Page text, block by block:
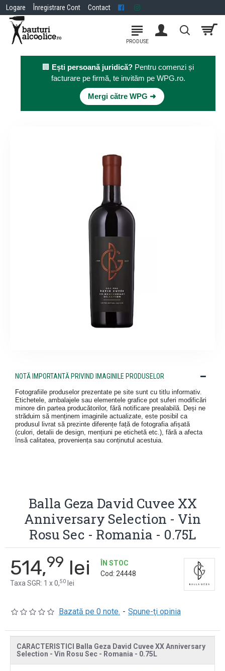
Logare Înregistrare Cont Contact
🏢 Ești persoană juridică? Pentru comenzi și
facturare pe firmă, te invităm pe WPG.ro.
Mergi către WPG ➜
NOTĂ IMPORTANTĂ PRIVIND IMAGINILE PRODUSELOR
Fotografiile produselor prezentate pe site sunt cu titlu informativ.
Etichetele, ambalajele sau elementele grafice pot suferi modificări
minore din partea producătorilor, fără notificare prealabilă. Deși ne
străduim să menținem imaginile actualizate, este posibil ca
produsul livrat să prezinte diferențe față de fotografia afișată
(culori, detalii de design, mențiuni pe etichetă etc.), fără a afecta
însă calitatea, proveniența sau conținutul acestuia.
Balla Geza David Cuvee XX
Anniversary Selection - Vin
Rosu Sec - Romania - 0.75L
Bazată pe 0 note. - Spune-ţi opinia
514,99 lei
Taxa SGR: 1 x 0,50 lei
ÎN STOC
Cod: 24448
CARACTERISTICI Balla Geza David Cuvee XX Anniversary
Selection - Vin Rosu Sec - Romania - 0.75L